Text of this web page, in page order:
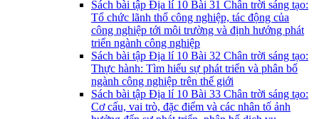
Sách bài tập Địa lí 10 Bài 31 Chân trời sáng tạo:
Tổ chức lãnh thổ công nghiệp, tác động của
công nghiệp tới môi trường và định hướng phát
triển ngành công nghiệp
Sách bài tập Địa lí 10 Bài 32 Chân trời sáng tạo:
Thực hành: Tìm hiểu sự phát triển và phân bổ
ngành công nghiệp trên thế giới
Sách bài tập Địa lí 10 Bài 33 Chân trời sáng tạo:
Cơ cấu, vai trò, đặc điểm và các nhân tố ảnh